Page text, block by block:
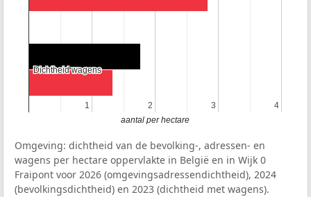
1
1 2
2 3
3 4
4
Dichtheid wagens
Dichtheid wagens
aantal per hectare
Omgeving: dichtheid van de bevolking-, adressen- en
wagens per hectare oppervlakte in België en in Wijk 0
Fraipont voor 2026 (omgevingsadressendichtheid), 2024
(bevolkingsdichtheid) en 2023 (dichtheid met wagens).